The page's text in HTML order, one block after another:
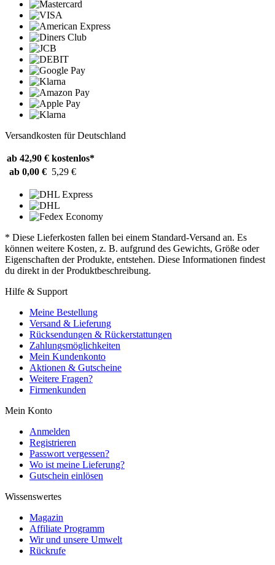
Versandkosten für Deutschland
ab 42,90 € kostenlos*
ab 0,00 € 5,29 €
* Diese Lieferkosten fallen bei einem Standard-Versand an. Es
können weitere Kosten, z. B. aufgrund des Gewichts, Größe oder
Eigenschaften der Produkte, entstehen. Diese Informationen findest
du direkt in der Produktbeschreibung.
Hilfe & Support
Meine Bestellung
Versand & Lieferung
Rücksendungen & Rückerstattungen
Zahlungsmöglichkeiten
Mein Kundenkonto
Aktionen & Gutscheine
Weitere Fragen?
Firmenkunden
Mein Konto
Anmelden
Registrieren
Passwort vergessen?
Wo ist meine Lieferung?
Gutschein einlösen
Wissenswertes
Magazin
Affiliate Programm
Wir und unsere Umwelt
Rückrufe